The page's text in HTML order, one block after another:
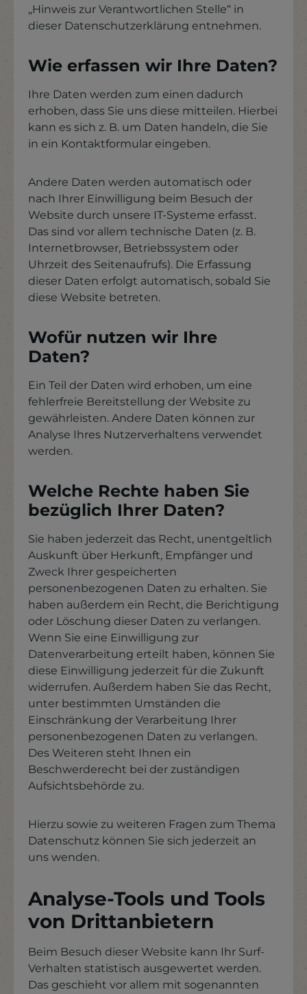
„Hinweis zur Verantwortlichen Stelle“ in
dieser Datenschutzerklärung entnehmen.
Wie erfassen wir Ihre Daten?
Ihre Daten werden zum einen dadurch
erhoben, dass Sie uns diese mitteilen. Hierbei
kann es sich z. B. um Daten handeln, die Sie
in ein Kontaktformular eingeben.
Andere Daten werden automatisch oder
nach Ihrer Einwilligung beim Besuch der
Website durch unsere IT-Systeme erfasst.
Das sind vor allem technische Daten (z. B.
Internetbrowser, Betriebssystem oder
Uhrzeit des Seitenaufrufs). Die Erfassung
dieser Daten erfolgt automatisch, sobald Sie
diese Website betreten.
Wofür nutzen wir Ihre
Daten?
Ein Teil der Daten wird erhoben, um eine
fehlerfreie Bereitstellung der Website zu
gewährleisten. Andere Daten können zur
Analyse Ihres Nutzerverhaltens verwendet
werden.
Welche Rechte haben Sie
bezüglich Ihrer Daten?
Sie haben jederzeit das Recht, unentgeltlich
Auskunft über Herkunft, Empfänger und
Zweck Ihrer gespeicherten
personenbezogenen Daten zu erhalten. Sie
haben außerdem ein Recht, die Berichtigung
oder Löschung dieser Daten zu verlangen.
Wenn Sie eine Einwilligung zur
Datenverarbeitung erteilt haben, können Sie
diese Einwilligung jederzeit für die Zukunft
widerrufen. Außerdem haben Sie das Recht,
unter bestimmten Umständen die
Einschränkung der Verarbeitung Ihrer
personenbezogenen Daten zu verlangen.
Des Weiteren steht Ihnen ein
Beschwerderecht bei der zuständigen
Aufsichtsbehörde zu.
Hierzu sowie zu weiteren Fragen zum Thema
Datenschutz können Sie sich jederzeit an
uns wenden.
Analyse-Tools und Tools
von Drittanbietern
Beim Besuch dieser Website kann Ihr Surf-
Verhalten statistisch ausgewertet werden.
Das geschieht vor allem mit sogenannten